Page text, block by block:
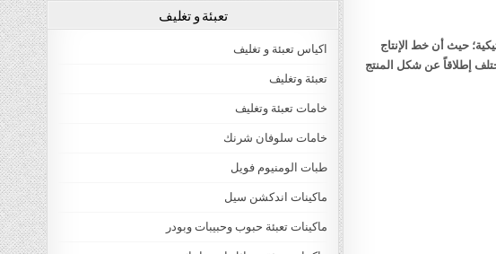
حيث أن خط الإنتاج
إطلاقاً عن شكل المنتج
تعبئة و تغليف
اكياس تعبئة و تغليف
تعبئة وتغليف
خامات تعبئة وتغليف
خامات سلوفان شرنك
طبات الومنيوم فويل
ماكينات اندكشن سيل
ماكينات تعبئة حبوب وحبيبات وبودر